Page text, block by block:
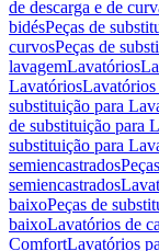
de descarga e de
bidésPeças de
curvosPeças de
lavagemLavatórios
Lavatórios
substituição para
de substituição para
substituição para
semiencastrados
semiencastrados
baixoPeças de
baixoLavatórios de
ComfortLavatórios